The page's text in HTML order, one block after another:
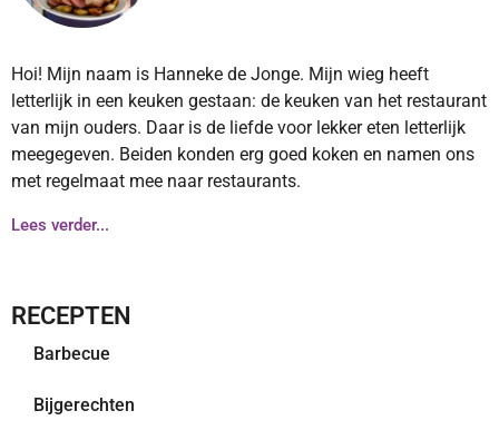
Hoi! Mijn naam is Hanneke de Jonge. Mijn wieg heeft
letterlijk in een keuken gestaan: de keuken van het restaurant
van mijn ouders. Daar is de liefde voor lekker eten letterlijk
meegegeven. Beiden konden erg goed koken en namen ons
met regelmaat mee naar restaurants.
Lees verder...
RECEPTEN
Barbecue
Bijgerechten